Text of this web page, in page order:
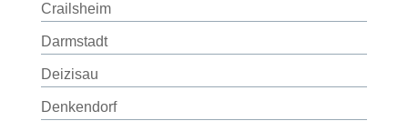
Crailsheim
Darmstadt
Deizisau
Denkendorf